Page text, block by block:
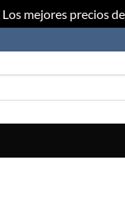
Los mejores precios